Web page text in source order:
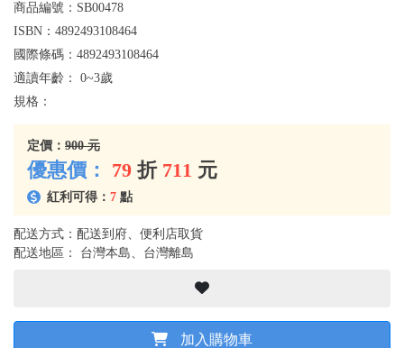
商品編號： SB00478
ISBN： 4892493108464
國際條碼： 4892493108464
適讀年齡： 0~3歲
規格：
定價： 900 元
優惠價： 79 折 711 元
紅利可得： 7 點
配送方式：配送到府、便利店取貨
配送地區： 台灣本島、台灣離島
加入購物車